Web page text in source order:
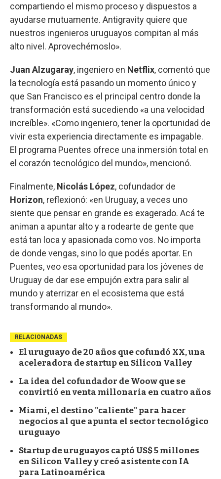
compartiendo el mismo proceso y dispuestos a
ayudarse mutuamente. Antigravity quiere que
nuestros ingenieros uruguayos compitan al más
alto nivel. Aprovechémoslo».
Juan Alzugaray, ingeniero en Netflix, comentó que
la tecnología está pasando un momento único y
que San Francisco es el principal centro donde la
transformación está sucediendo «a una velocidad
increíble». «Como ingeniero, tener la oportunidad de
vivir esta experiencia directamente es impagable.
El programa Puentes ofrece una inmersión total en
el corazón tecnológico del mundo», mencionó.
Finalmente, Nicolás López, cofundador de
Horizon, reflexionó: «en Uruguay, a veces uno
siente que pensar en grande es exagerado. Acá te
animan a apuntar alto y a rodearte de gente que
está tan loca y apasionada como vos. No importa
de donde vengas, sino lo que podés aportar. En
Puentes, veo esa oportunidad para los jóvenes de
Uruguay de dar ese empujón extra para salir al
mundo y aterrizar en el ecosistema que está
transformando al mundo».
RELACIONADAS
El uruguayo de 20 años que cofundó XX, una
aceleradora de startup en Silicon Valley
La idea del cofundador de Woow que se
convirtió en venta millonaria en cuatro años
Miami, el destino "caliente" para hacer
negocios al que apunta el sector tecnológico
uruguayo
Startup de uruguayos captó US$ 5 millones
en Silicon Valley y creó asistente con IA
para Latinoamérica